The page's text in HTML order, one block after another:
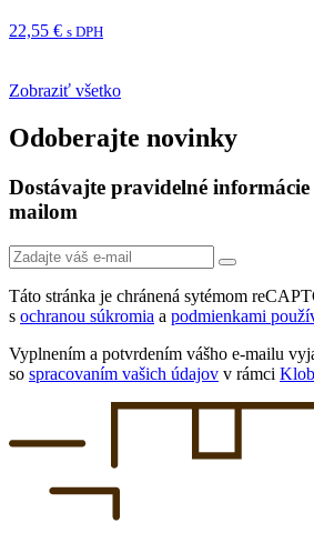
22,55 € s DPH
Zobraziť všetko
Odoberajte novinky
Dostávajte pravidelné
mailom
Táto stránka je chránená sytémom
s ochranou súkromia a podmienkami
Vyplnením a potvrdením vášho e-mailu
so spracovaním vašich údajov v rámci